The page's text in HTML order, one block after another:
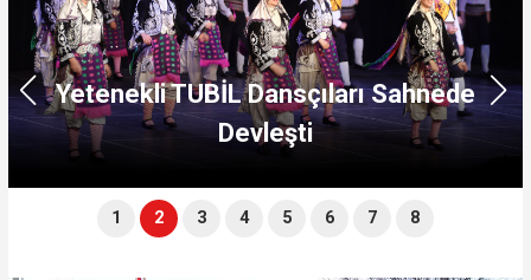
TUBİL Dansçıları Sahnede
Devleşti
1 2 3 4 5 6 7 8